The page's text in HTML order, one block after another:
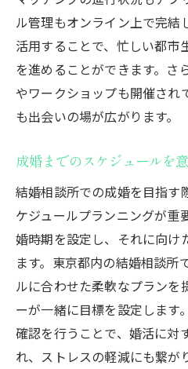
ル管理もオンライン上で完結
活用することで、忙しい都市
を進めることができます。さ
やワークショップも開催され
も出会いの場が広がります。
成婚までのスケジュールを
結婚相談所での成婚を目指す
ケジュールプランニングが重
婚時期を設定し、それに向け
ます。東京都内の結婚相談所
ルに合わせた柔軟なプランを
ーが一緒に目標を設定します
確認を行うことで、婚活に対
れ、ストレスの軽減にも繋が